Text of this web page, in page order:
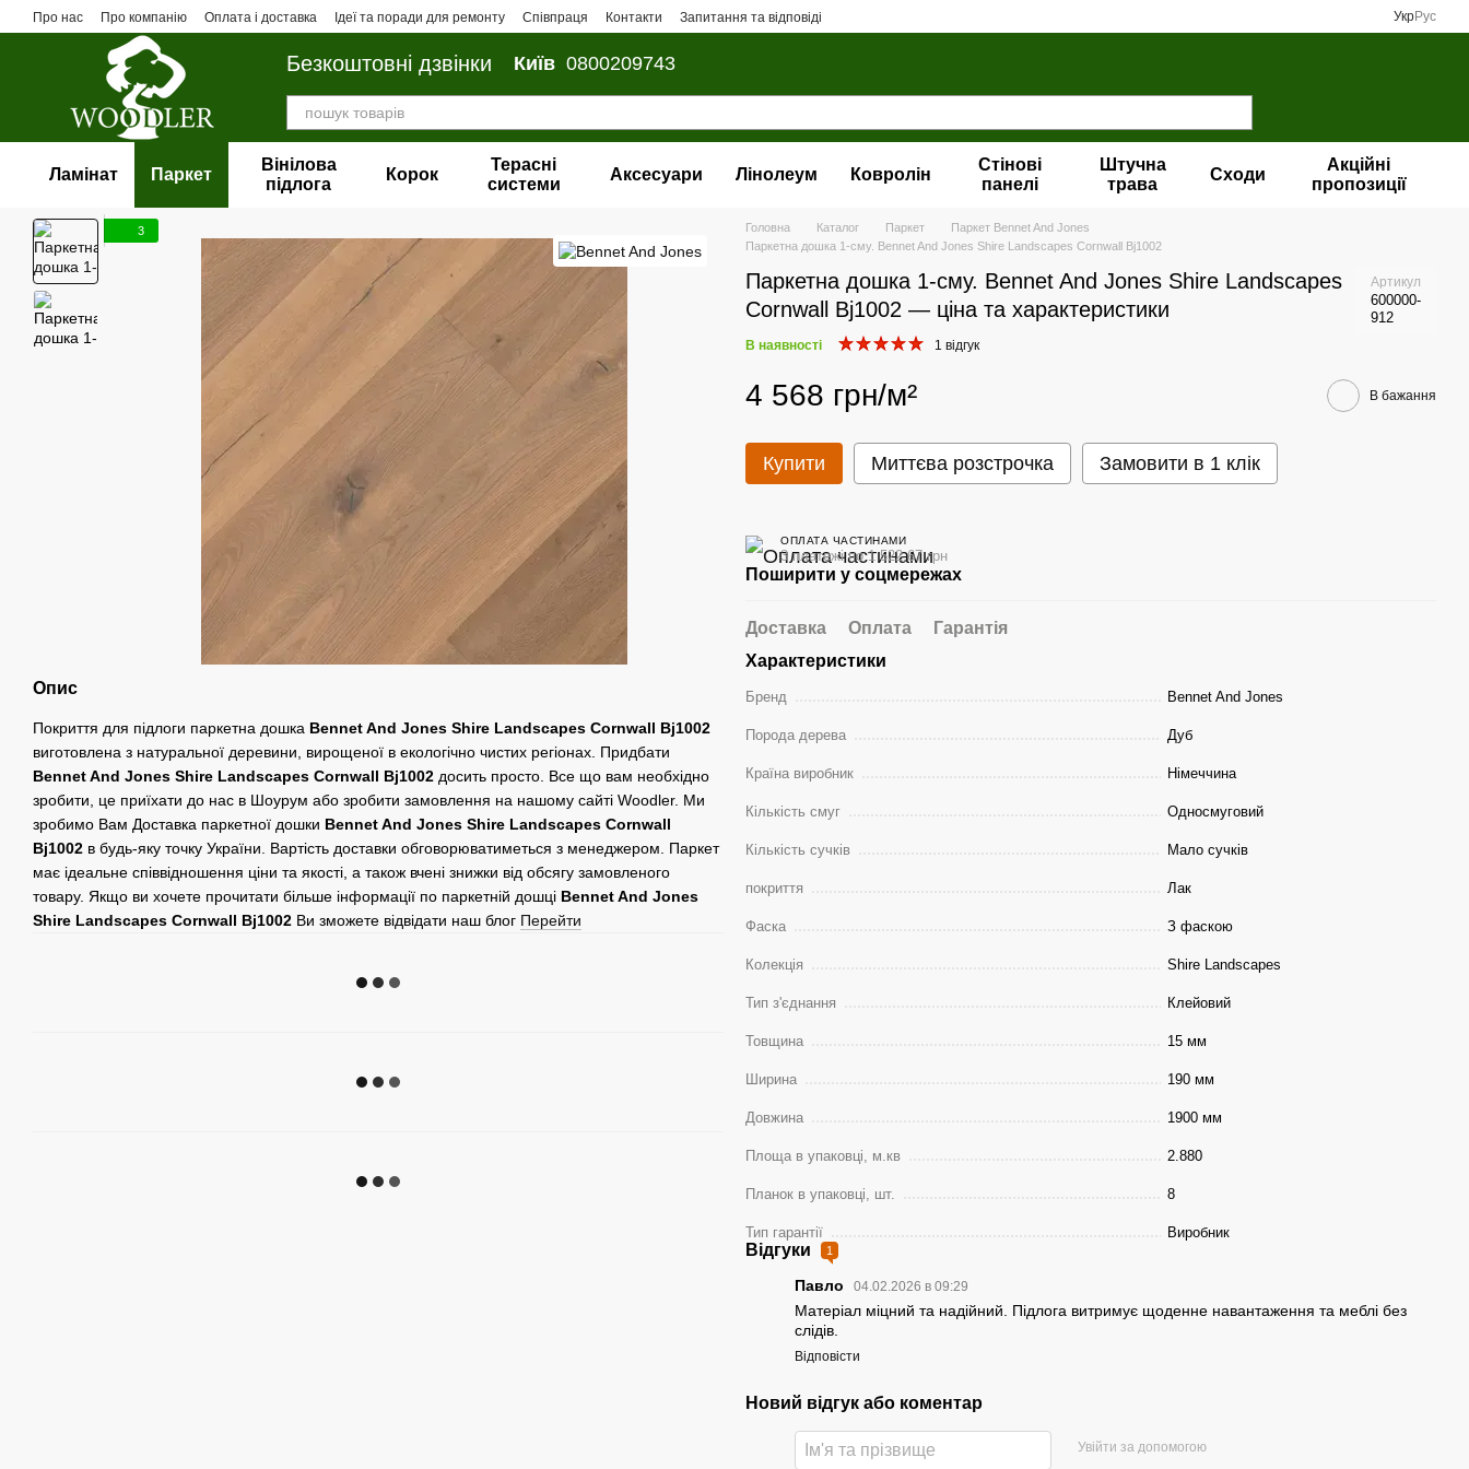
Перейти до основного контенту
Про нас Про компанію Оплата і доставка Ідеї та поради для ремонту Співпраця Контакти Запитання та відповіді УкрРус
Безкоштовні дзвінки Київ 0800209743
Ламінат Паркет
Вінілова
пiдлога
Корок
Терасні
системи
Аксесуари Лінолеум Ковролін
Стінові
панелі
Штучна
трава
Сходи
Акційні
пропозиції
3
Опис
Покриття для підлоги паркетна дошка Bennet And Jones Shire Landscapes Cornwall Bj1002
виготовлена ​​з натуральної деревини, вирощеної в екологічно чистих регіонах. Придбати
Bennet And Jones Shire Landscapes Cornwall Bj1002 досить просто. Все що вам необхідно
зробити, це приїхати до нас в Шоурум або зробити замовлення на нашому сайті Woodler. Ми
зробимо Вам Доставка паркетної дошки Bennet And Jones Shire Landscapes Cornwall
Bj1002 в будь-яку точку України. Вартість доставки обговорюватиметься з менеджером. Паркет
має ідеальне співвідношення ціни та якості, а також вчені знижки від обсягу замовленого
товару. Якщо ви хочете прочитати більше інформації по паркетній дошці Bennet And Jones
Shire Landscapes Cornwall Bj1002 Ви зможете відвідати наш блог Перейти
Головна Каталог Паркет
Паркет Bennet And Jones
Паркетна дошка 1-сму. Bennet And Jones Shire Landscapes Cornwall Bj1002
Паркетна дошка 1-сму. Bennet And Jones Shire Landscapes
Cornwall Bj1002 — ціна та характеристики
Артикул
600000-
912
В наявності 1 відгук
4 568 грн/м² В бажання
Купити Миттєва розстрочка Замовити в 1 клік
ОПЛАТА ЧАСТИНАМИ
3 платежі по 1 522.67 грн
Поширити у соцмережах
Доставка Оплата
Гарантія
Характеристики
Бренд Bennet And Jones
Порода дерева Дуб
Країна виробник Німеччина
Кількість смуг Односмуговий
Кількість сучків Мало сучків
покриття Лак
Фаска З фаскою
Колекція Shire Landscapes
Тип з'єднання Клейовий
Товщина 15 мм
Ширина 190 мм
Довжина 1900 мм
Площа в упаковці, м.кв 2.880
Планок в упаковці, шт. 8
Тип гарантії Виробник
Відгуки 1
Павло 04.02.2026 в 09:29
Матеріал міцний та надійний. Підлога витримує щоденне навантаження та меблі без
слідів.
Відповісти
Новий відгук або коментар
Увійти за допомогою